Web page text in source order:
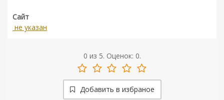
Сайт
не указан
0 из 5. Оценок: 0.
Добавить в избраное